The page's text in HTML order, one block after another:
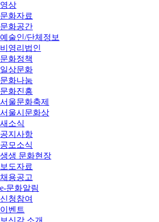
영상
문화자료
문화공간
예술인/단체정보
비영리법인
문화정책
일상문화
문화나눔
문화진흥
서울문화축제
서울시문화상
새소식
공지사항
공모소식
생생 문화현장
보도자료
채용공고
e-문화알림
신청참여
이벤트
보신각 소개